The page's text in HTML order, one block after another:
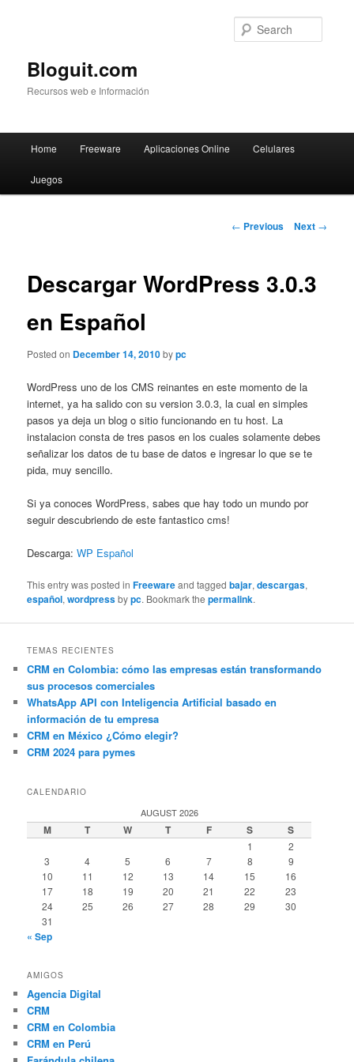
Bloguit.com
Recursos web e Información
Skip
to
Home Freeware Aplicaciones Online Celulares
Juegos
Post
← Previous Next →
Descargar WordPress 3.0.3
en Español
Posted on December 14, 2010bypc
WordPress uno de los CMS reinantes en este momento de la
internet, ya ha salido con su version 3.0.3, la cual en simples
pasos ya deja un blog o sitio funcionando en tu host. La
instalacion consta de tres pasos en los cuales solamente debes
señalizar los datos de tu base de datos e ingresar lo que se te
pida, muy sencillo.
Si ya conoces WordPress, sabes que hay todo un mundo por
seguir descubriendo de este fantastico cms!
Descarga:WP Español
This entry was posted inFreewareand taggedbajar,descargas,
español,wordpressbypc. Bookmark thepermalink.
TEMAS RECIENTES
CRM en Colombia: cómo las empresas están transformando
sus procesos comerciales
WhatsApp API con Inteligencia Artificial basado en
información de tu empresa
CRM en México ¿Cómo elegir?
CRM 2024 para pymes
CALENDARIO
AUGUST 2026
M T W T F S S
1
2
3
4 5 6 7 8
9
10
11 12 13 14 15
16
17
18 19 20 21 22
23
24
25 26 27 28 29
30
31
« Sep
AMIGOS
Agencia Digital
CRM
CRM en Colombia
CRM en Perú